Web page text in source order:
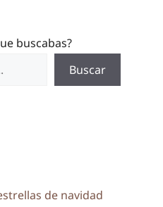
buscabas?
Buscar
de navidad